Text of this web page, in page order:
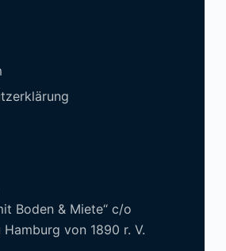
Boden & Miete“ c/o
von 1890 r. V.